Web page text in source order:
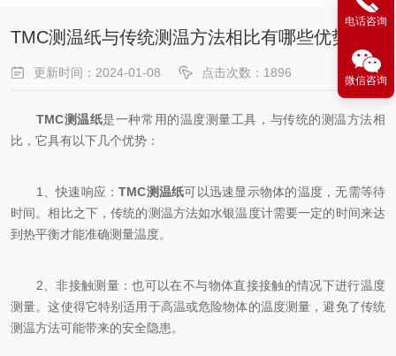
TMC测温纸与传统测温方法相比有哪些优势？
更新时间：2024-01-08 点击次数：1896
TMC测温纸是一种常用的温度测量工具，与传统的测温方法相
比，它具有以下几个优势：
1、快速响应：TMC测温纸可以迅速显示物体的温度，无需等待
时间。相比之下，传统的测温方法如水银温度计需要一定的时间来达
到热平衡才能准确测量温度。
2、非接触测量：也可以在不与物体直接接触的情况下进行温度
测量。这使得它特别适用于高温或危险物体的温度测量，避免了传统
测温方法可能带来的安全隐患。
电话咨询
微信咨询